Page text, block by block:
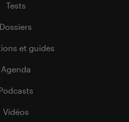
Tests
Dossiers
et guides
Agenda
Vidéos